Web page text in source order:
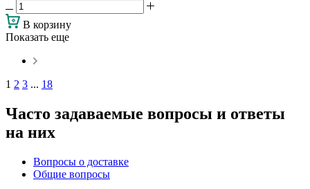
В корзину
Показать еще
1 2 3 ... 18
Часто задаваемые вопросы и ответы
на них
Вопросы о доставке
Общие вопросы